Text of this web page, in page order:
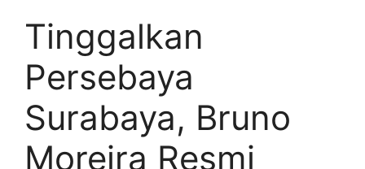
Tinggalkan
Persebaya
Surabaya, Bruno
Moreira Resmi